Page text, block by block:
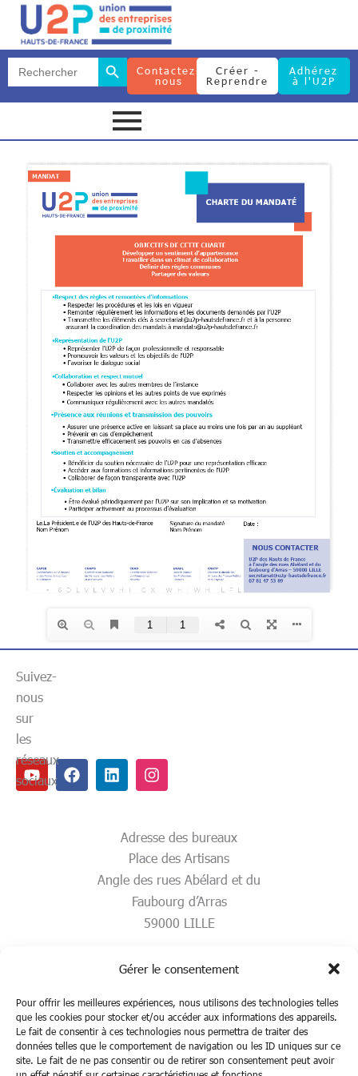
Gérer le consentement
Pour offrir les meilleures expériences, nous utilisons des technologies telles
que les cookies pour stocker et/ou accéder aux informations des appareils.
Le fait de consentir à ces technologies nous permettra de traiter des
données telles que le comportement de navigation ou les ID uniques sur ce
site. Le fait de ne pas consentir ou de retirer son consentement peut avoir
Search
for:
Search Button
Contactez-
nous
Créer -
Reprendre
Adhérez
à l'U2P
Search Search Button
YoutubeFacebookLinkedinInstagram
Suivez-
nous
sur
les
réseaux
sociaux
Adresse des bureaux
Place des Artisans
Angle des rues Abélard et du
Faubourg d’Arras
59000 LILLE